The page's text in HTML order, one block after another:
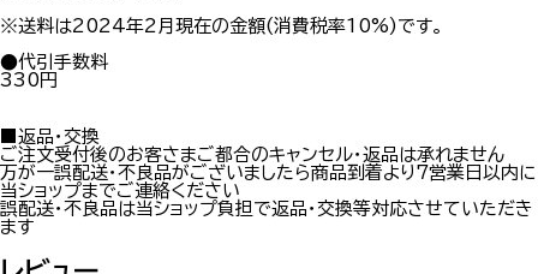
※送料は2024年2月現在の金額(消費税率10%)です。
●代引手数料
330円
■返品・交換
ご注文受付後のお客さまご都合のキャンセル・返品は承れません
万が一誤配送・不良品がございましたら商品到着より7営業日以内に
当ショップまでご連絡ください
誤配送・不良品は当ショップ負担で返品・交換等対応させていただき
ます